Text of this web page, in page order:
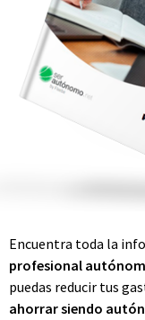
Encuentra toda la
profesional
puedas reducir tus
ahorrar siendo